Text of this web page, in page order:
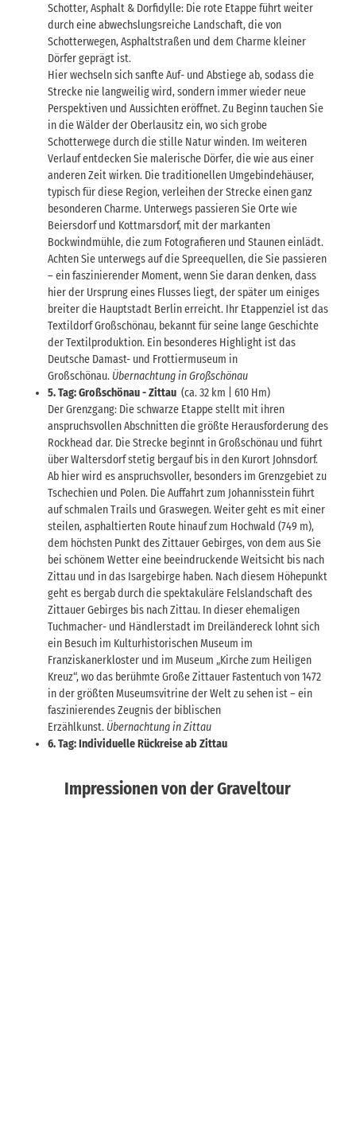
Schotter, Asphalt & Dorfidylle: Die rote Etappe führt weiter
durch eine abwechslungsreiche Landschaft, die von
Schotterwegen, Asphaltstraßen und dem Charme kleiner
Dörfer geprägt ist.
Hier wechseln sich sanfte Auf- und Abstiege ab, sodass die
Strecke nie langweilig wird, sondern immer wieder neue
Perspektiven und Aussichten eröffnet. Zu Beginn tauchen Sie
in die Wälder der Oberlausitz ein, wo sich grobe
Schotterwege durch die stille Natur winden. Im weiteren
Verlauf entdecken Sie malerische Dörfer, die wie aus einer
anderen Zeit wirken. Die traditionellen Umgebindehäuser,
typisch für diese Region, verleihen der Strecke einen ganz
besonderen Charme. Unterwegs passieren Sie Orte wie
Beiersdorf und Kottmarsdorf, mit der markanten
Bockwindmühle, die zum Fotografieren und Staunen einlädt.
Achten Sie unterwegs auf die Spreequellen, die Sie passieren
– ein faszinierender Moment, wenn Sie daran denken, dass
hier der Ursprung eines Flusses liegt, der später um einiges
breiter die Hauptstadt Berlin erreicht. Ihr Etappenziel ist das
Textildorf Großschönau, bekannt für seine lange Geschichte
der Textilproduktion. Ein besonderes Highlight ist das
Deutsche Damast- und Frottiermuseum in
Großschönau. Übernachtung in Großschönau
5. Tag: Großschönau - Zittau (ca. 32 km | 610 Hm)
Der Grenzgang: Die schwarze Etappe stellt mit ihren
anspruchsvollen Abschnitten die größte Herausforderung des
Rockhead dar. Die Strecke beginnt in Großschönau und führt
über Waltersdorf stetig bergauf bis in den Kurort Johnsdorf.
Ab hier wird es anspruchsvoller, besonders im Grenzgebiet zu
Tschechien und Polen. Die Auffahrt zum Johannisstein führt
auf schmalen Trails und Graswegen. Weiter geht es mit einer
steilen, asphaltierten Route hinauf zum Hochwald (749 m),
dem höchsten Punkt des Zittauer Gebirges, von dem aus Sie
bei schönem Wetter eine beeindruckende Weitsicht bis nach
Zittau und in das Isargebirge haben. Nach diesem Höhepunkt
geht es bergab durch die spektakuläre Felslandschaft des
Zittauer Gebirges bis nach Zittau. In dieser ehemaligen
Tuchmacher- und Händlerstadt im Dreiländereck lohnt sich
ein Besuch im Kulturhistorischen Museum im
Franziskanerkloster und im Museum „Kirche zum Heiligen
Kreuz“, wo das berühmte Große Zittauer Fastentuch von 1472
in der größten Museumsvitrine der Welt zu sehen ist – ein
faszinierendes Zeugnis der biblischen
Erzählkunst. Übernachtung in Zittau
6. Tag: Individuelle Rückreise ab Zittau
Impressionen von der Graveltour